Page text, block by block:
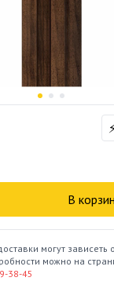
В
могут зависеть
можно на
38-45